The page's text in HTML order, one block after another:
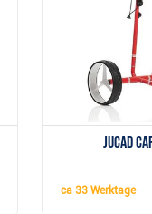
ca 33 Werktage